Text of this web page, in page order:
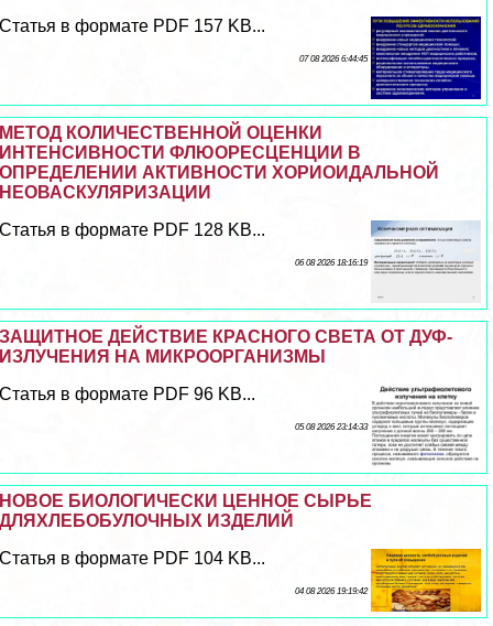
Статья в формате PDF 157 KB...
07 08 2026 6:44:45
МЕТОД КОЛИЧЕСТВЕННОЙ ОЦЕНКИ
ИНТЕНСИВНОСТИ ФЛЮОРЕСЦЕНЦИИ В
ОПРЕДЕЛЕНИИ АКТИВНОСТИ ХОРИОИДАЛЬНОЙ
НЕОВАСКУЛЯРИЗАЦИИ
Статья в формате PDF 128 KB...
06 08 2026 18:16:19
ЗАЩИТНОЕ ДЕЙСТВИЕ КРАСНОГО СВЕТА ОТ ДУФ-
ИЗЛУЧЕНИЯ НА МИКРООРГАНИЗМЫ
Статья в формате PDF 96 KB...
05 08 2026 23:14:33
НОВОЕ БИОЛОГИЧЕСКИ ЦЕННОЕ СЫРЬЕ
ДЛЯХЛЕБОБУЛОЧНЫХ ИЗДЕЛИЙ
Статья в формате PDF 104 KB...
04 08 2026 19:19:42